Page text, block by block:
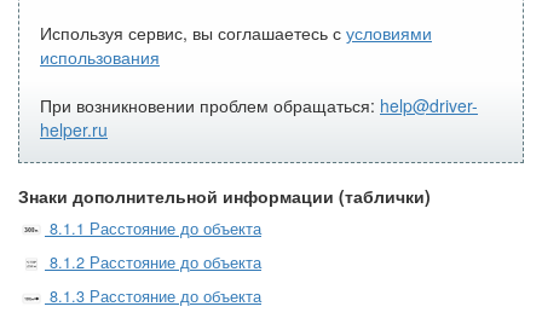
Используя сервис, вы соглашаетесь с условиями
использования
При возникновении проблем обращаться: help@driver-
helper.ru
Знаки дополнительной информации (таблички)
8.1.1 Расстояние до объекта
8.1.2 Расстояние до объекта
8.1.3 Расстояние до объекта